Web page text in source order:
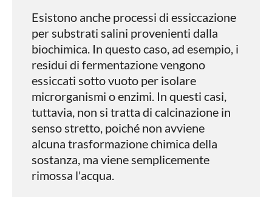
Esistono anche processi di essiccazione
per substrati salini provenienti dalla
biochimica. In questo caso, ad esempio, i
residui di fermentazione vengono
essiccati sotto vuoto per isolare
microrganismi o enzimi. In questi casi,
tuttavia, non si tratta di calcinazione in
senso stretto, poiché non avviene
alcuna trasformazione chimica della
sostanza, ma viene semplicemente
rimossa l'acqua.